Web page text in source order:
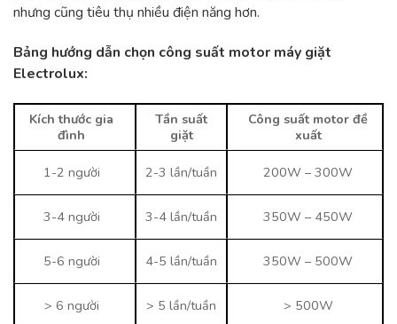
nhưng cũng tiêu thụ nhiều điện năng hơn.
Bảng hướng dẫn chọn công suất motor máy giặt
Electrolux:
Kích thước gia
đình
Tần suất
giặt
Công suất motor đề
xuất
1-2 người 2-3 lần/tuần 200W – 300W
3-4 người 3-4 lần/tuần 350W – 450W
5-6 người 4-5 lần/tuần 350W – 500W
> 6 người > 5 lần/tuần > 500W